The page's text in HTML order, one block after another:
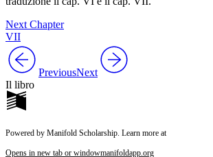
Next Chapter
VII
PreviousNext
Il libro
Powered by Manifold Scholarship. Learn more at
Opens in new tab or windowmanifoldapp.org